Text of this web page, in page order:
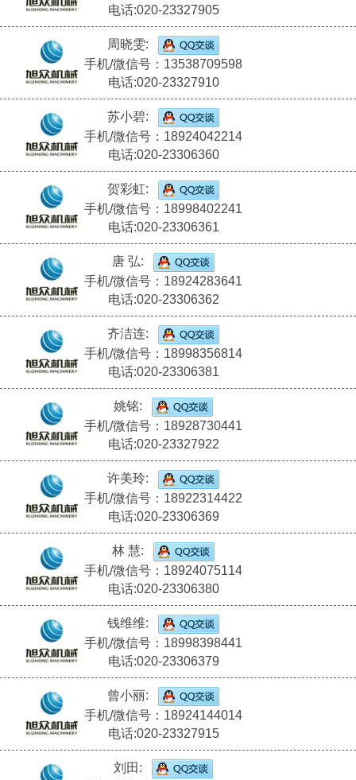
电话:020-23327905
周晓雯:
手机/微信号：13538709598
电话:020-23327910
苏小碧:
手机/微信号：18924042214
电话:020-23306360
贺彩虹:
手机/微信号：18998402241
电话:020-23306361
唐 弘:
手机/微信号：18924283641
电话:020-23306362
齐洁连:
手机/微信号：18998356814
电话:020-23306381
姚铭:
手机/微信号：18928730441
电话:020-23327922
许美玲:
手机/微信号：18922314422
电话:020-23306369
林 慧:
手机/微信号：18924075114
电话:020-23306380
钱维维:
手机/微信号：18998398441
电话:020-23306379
曾小丽:
手机/微信号：18924144014
电话:020-23327915
刘田: